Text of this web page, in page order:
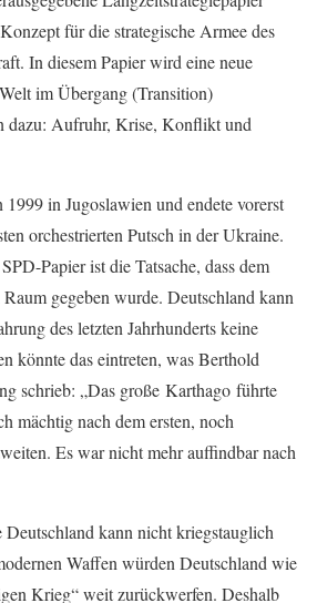
für die strategische Armee des
In diesem Papier wird eine neue
im Übergang (Transition)
dazu: Aufruhr, Krise, Konflikt und
in Jugoslawien und endete vorerst
orchestrierten Putsch in der Ukraine.
Papier ist die Tatsache, dass dem
gegeben wurde. Deutschland kann
des letzten Jahrhunderts keine
könnte das eintreten, was Berthold
schrieb: „Das große Karthago führte
mächtig nach dem ersten, noch
Es war nicht mehr auffindbar nach
Deutschland kann nicht kriegstauglich
Waffen würden Deutschland wie
Krieg“ weit zurückwerfen. Deshalb